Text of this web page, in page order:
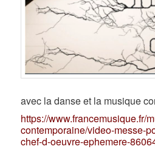
avec la danse et la musique
https://www.francemusique.fr/
contemporaine/video-messe-
chef-d-oeuvre-ephemere-